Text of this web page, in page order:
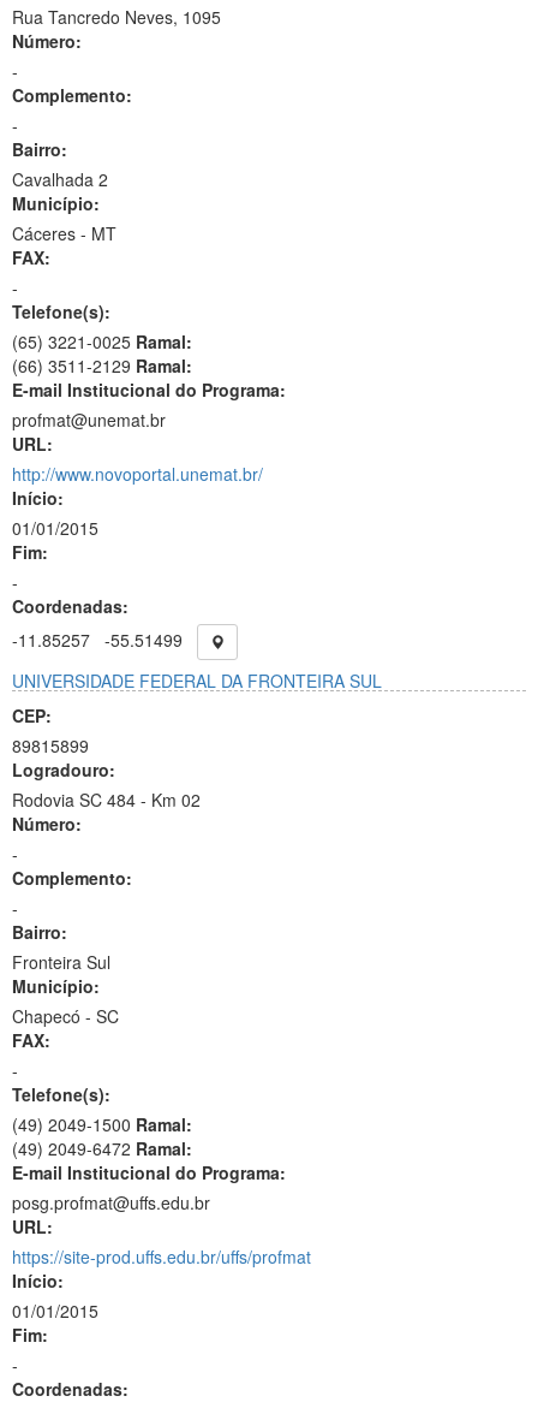
Rua Tancredo Neves, 1095
Número:
-
Complemento:
-
Bairro:
Cavalhada 2
Município:
Cáceres - MT
FAX:
-
Telefone(s):
(65) 3221-0025 Ramal:
(66) 3511-2129 Ramal:
E-mail Institucional do Programa:
profmat@unemat.br
URL:
http://www.novoportal.unemat.br/
Início:
01/01/2015
Fim:
-
Coordenadas:
-11.85257 -55.51499
UNIVERSIDADE FEDERAL DA FRONTEIRA SUL
CEP:
89815899
Logradouro:
Rodovia SC 484 - Km 02
Número:
-
Complemento:
-
Bairro:
Fronteira Sul
Município:
Chapecó - SC
FAX:
-
Telefone(s):
(49) 2049-1500 Ramal:
(49) 2049-6472 Ramal:
E-mail Institucional do Programa:
posg.profmat@uffs.edu.br
URL:
https://site-prod.uffs.edu.br/uffs/profmat
Início:
01/01/2015
Fim:
-
Coordenadas: